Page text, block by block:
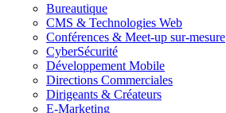
Bureautique
CMS & Technologies Web
Conférences & Meet-up sur-mesure
CyberSécurité
Développement Mobile
Directions Commerciales
Dirigeants & Créateurs
E-Marketing